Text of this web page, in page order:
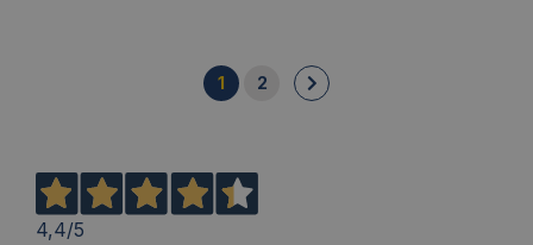
1 2
4,4/5